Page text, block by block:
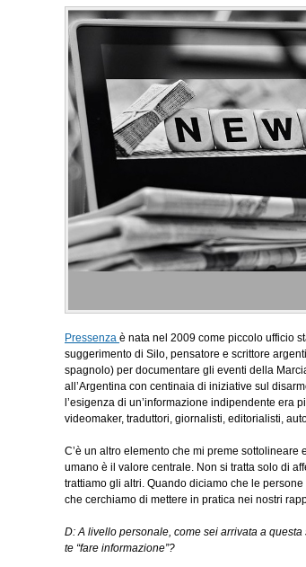
Pressenza è nata nel 2009 come piccolo ufficio
suggerimento di Silo, pensatore e scrittore
spagnolo) per documentare gli eventi della
all’Argentina con centinaia di iniziative sul
l’esigenza di un’informazione indipendente era
videomaker, traduttori, giornalisti, editorialisti,
C’è un altro elemento che mi preme sottolineare
umano è il valore centrale. Non si tratta solo di
trattiamo gli altri. Quando diciamo che le
che cerchiamo di mettere in pratica nei nostri
D: A livello personale, come sei arrivata a
te “fare informazione”?